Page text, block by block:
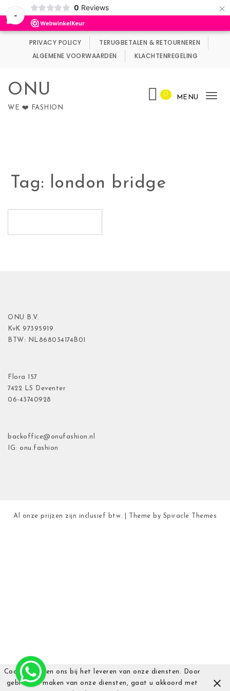
-
0 Reviews ×
Wij maken gebruik van cookies.
PRIVACY POLICY
TERUGBETALEN & RETOURNEREN
ALGEMENE VOORWAARDEN
KLACHTENREGELING
ONU
WE ❤️ FASHION
0 MENU
Tag: london bridge
ONU B.V.
KvK 97395919
BTW: NL868034174B01
Flora 157
7422 LS Deventer
06-43740928
backoffice@onufashion.nl
IG: onu.fashion
Al onze prijzen zijn inclusief btw. | Theme by Spiracle Themes
Cookies helpen ons bij het leveren van onze diensten. Door
gebruik te maken van onze diensten, gaat u akkoord met